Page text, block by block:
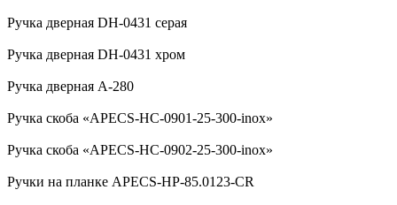
Ручка дверная DH-0431 серая
Ручка дверная DH-0431 хром
Ручка дверная А-280
Ручка скоба «APECS-HC-0901-25-300-inox»
Ручка скоба «APECS-HC-0902-25-300-inox»
Ручки на планке APECS-HP-85.0123-CR